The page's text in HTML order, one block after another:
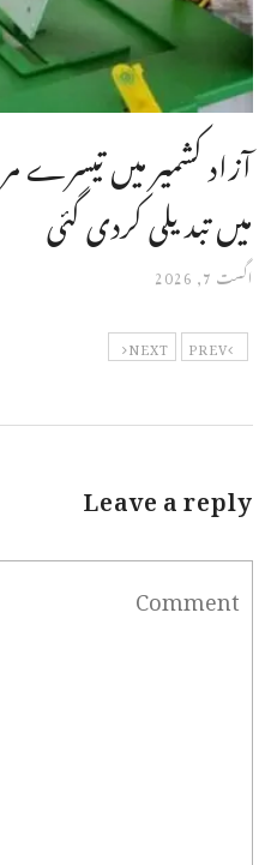
آزاد کشمیر میں تیسرے
میں تبدیلی کردی گئی
اگست 7, 2026
PREV
NEXT
Leave a reply